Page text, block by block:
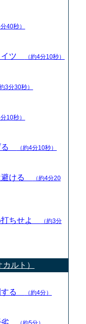
分40秒）
イツ （約4分10秒）
約3分30秒）
分10秒）
る （約4分10秒）
避ける
（約4分20
打ちせよ
（約3分
ルト）
する （約4分）
劣